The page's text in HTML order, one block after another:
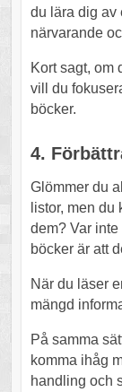
du lära dig av
närvarande
Kort sagt, om
vill du
böcker.
4.
Glömmer du
listor, men
dem? Var
böcker är att
När du läser
mängd
På samma
komma ihåg
handling och